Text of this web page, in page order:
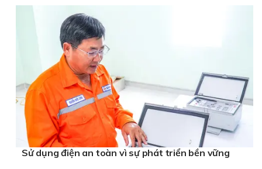
Sử dụng điện an toàn vì sự phát triển bền vững